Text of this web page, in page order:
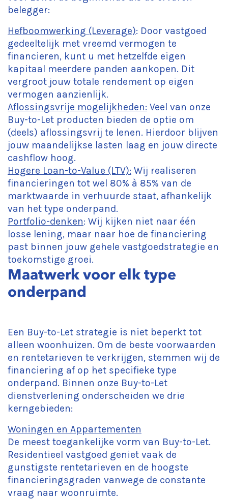
belegger:
Hefboomwerking (Leverage): Door vastgoed
gedeeltelijk met vreemd vermogen te
financieren, kunt u met hetzelfde eigen
kapitaal meerdere panden aankopen. Dit
vergroot jouw totale rendement op eigen
vermogen aanzienlijk.
Aflossingsvrije mogelijkheden: Veel van onze
Buy-to-Let producten bieden de optie om
(deels) aflossingsvrij te lenen. Hierdoor blijven
jouw maandelijkse lasten laag en jouw directe
cashflow hoog.
Hogere Loan-to-Value (LTV): Wij realiseren
financieringen tot wel 80% à 85% van de
marktwaarde in verhuurde staat, afhankelijk
van het type onderpand.
Portfolio-denken: Wij kijken niet naar één
losse lening, maar naar hoe de financiering
past binnen jouw gehele vastgoedstrategie en
toekomstige groei.
Maatwerk voor elk type
onderpand
Een Buy-to-Let strategie is niet beperkt tot
alleen woonhuizen. Om de beste voorwaarden
en rentetarieven te verkrijgen, stemmen wij de
financiering af op het specifieke type
onderpand. Binnen onze Buy-to-Let
dienstverlening onderscheiden we drie
kerngebieden:
Woningen en Appartementen
De meest toegankelijke vorm van Buy-to-Let.
Residentieel vastgoed geniet vaak de
gunstigste rentetarieven en de hoogste
financieringsgraden vanwege de constante
vraag naar woonruimte.